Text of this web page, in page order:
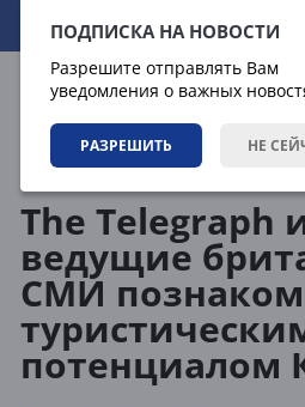
ПОДПИСКА НА НОВОСТИ
Разрешите отправлять Вам
уведомления о важных
РАЗРЕШИТЬ НЕ
06.08.2026 17:26:37
The Telegraph
ведущие
СМИ
потенциалом